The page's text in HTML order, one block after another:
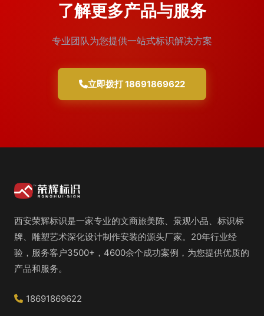
了解更多产品与服务
专业团队为您提供一站式标识解决方案
立即拨打 18691869622
西安荣辉标识是一家专业的文商旅美陈、景观小品、标识标
牌、雕塑艺术深化设计制作安装的源头厂家。20年行业经
验，服务客户3500+，4600余个成功案例，为您提供优质的
产品和服务。
18691869622